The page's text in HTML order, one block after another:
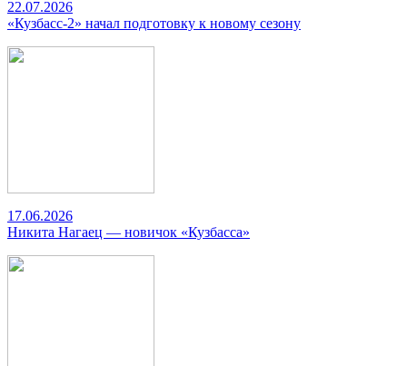
22.07.2026
«Кузбасс-2» начал подготовку к новому сезону
17.06.2026
Никита Нагаец — новичок «Кузбасса»